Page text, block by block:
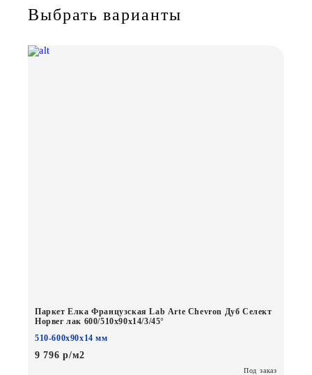
Выбрать варианты
Паркет Елка Французская Lab Arte Chevron Дуб Селект
Норвег лак 600/510х90х14/3/45°
510-600х90х14 мм
9 796 р/м2
Под заказ